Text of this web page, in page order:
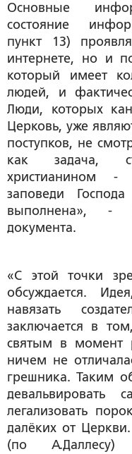
Основные
состояние
пункт 13)
интернете, но и
который имеет
людей, и
Люди, которых
Церковь, уже
поступков, не
как задача,
христианином -
заповеди
выполнена», -
документа.
«С этой точки
обсуждается.
навязать
заключается в
святым в момент
ничем не
грешника. Таким
девальвировать
легализовать
далёких от
(по А.Даллесу)